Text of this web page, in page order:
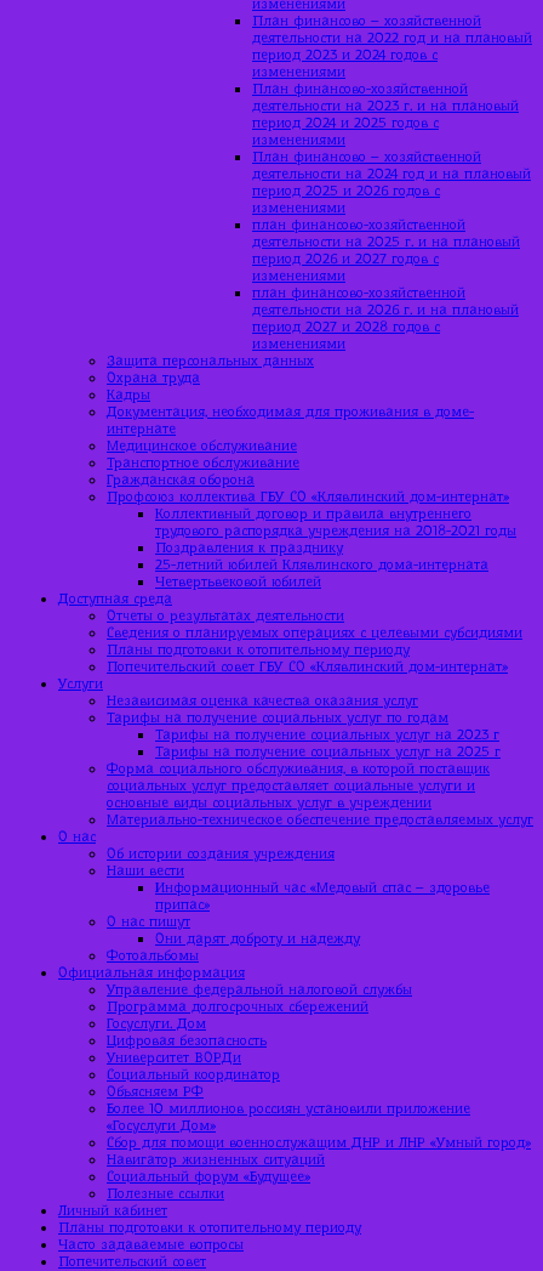
изменениями
План финансово – хозяйственной
деятельности на 2022 год и на плановый
период 2023 и 2024 годов с
изменениями
План финансово-хозяйственной
деятельности на 2023 г. и на плановый
период 2024 и 2025 годов с
изменениями
План финансово – хозяйственной
деятельности на 2024 год и на плановый
период 2025 и 2026 годов с
изменениями
план финансово-хозяйственной
деятельности на 2025 г. и на плановый
период 2026 и 2027 годов с
изменениями
план финансово-хозяйственной
деятельности на 2026 г. и на плановый
период 2027 и 2028 годов с
изменениями
Защита персональных данных
Охрана труда
Кадры
Документация, необходимая для проживания в доме-
интернате
Медицинское обслуживание
Транспортное обслуживание
Гражданская оборона
Профсоюз коллектива ГБУ СО «Клявлинский дом-интернат»
Коллективный договор и правила внутреннего
трудового распорядка учреждения на 2018-2021 годы
Поздравления к празднику
25-летний юбилей Клявлинского дома-интерната
Четвертьвековой юбилей
Доступная среда
Отчеты о результатах деятельности
Сведения о планируемых операциях с целевыми субсидиями
Планы подготовки к отопительному периоду
Попечительский совет ГБУ СО «Клявлинский дом-интернат»
Услуги
Независимая оценка качества оказания услуг
Тарифы на получение социальных услуг по годам
Тарифы на получение социальных услуг на 2023 г
Тарифы на получение социальных услуг на 2025 г
Форма социального обслуживания, в которой поставщик
социальных услуг предоставляет социальные услуги и
основные виды социальных услуг в учреждении
Материально-техническое обеспечение предоставляемых услуг
О нас
Об истории создания учреждения
Наши вести
Информационный час «Медовый спас – здоровье
припас»
О нас пишут
Они дарят доброту и надежду
Фотоальбомы
Официальная информация
Управление федеральной налоговой службы
Программа долгосрочных сбережений
Госуслуги. Дом
Цифровая безопасность
Университет ВОРДи
Социальный координатор
Объясняем РФ
Более 10 миллионов россиян установили приложение
«Госуслуги Дом»
Сбор для помощи военнослужащим ДНР и ЛНР «Умный город»
Навигатор жизненных ситуаций
Социальный форум «Будущее»
Полезные ссылки
Личный кабинет
Планы подготовки к отопительному периоду
Часто задаваемые вопросы
Попечительский совет